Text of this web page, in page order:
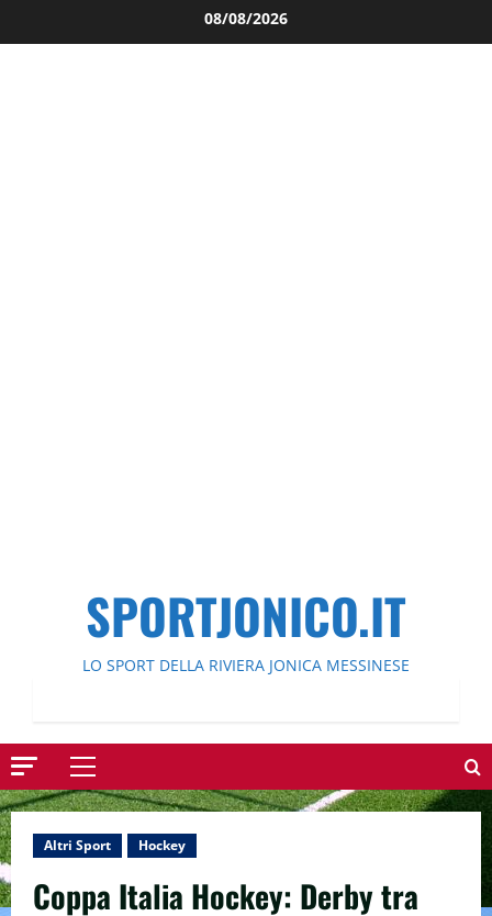
al
08/08/2026
SPORTJONICO.IT
LO SPORT DELLA RIVIERA JONICA MESSINESE
Menu
principale
Altri Sport Hockey
Coppa Italia Hockey: Derby tra